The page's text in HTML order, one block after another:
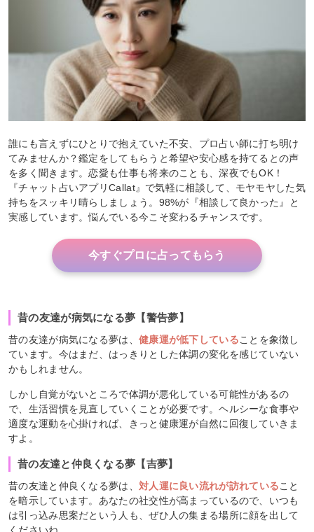
誰にも言えずにひとりで抱えていた不安、プロ占い師に打ち明け
てみませんか？鑑定をしてもらうと希望や安心感を持てるとの声
を多く聞きます。恋愛も仕事も将来のことも、深夜でもOK！
『チャット占いアプリCallat』で気軽に相談して、モヤモヤした気
持ちをスッキリ晴らしましょう。98%が『相談して良かった』と
実感しています。悩んでいる今こそ変わるチャンスです。
今すぐプロに占ってもらう
昔の友達が病気になる夢【警告夢】
昔の友達が病気になる夢は、 健康運が低下していることを象徴し
ています。今はまだ、はっきりとした体調の変化を感じていない
かもしれません。
しかし自覚がないところで体調が悪化している可能性があるの
で、生活習慣を見直していくことが必要です。ヘルシーな食事や
適度な運動を心掛ければ、きっと健康運が自然に回復していきま
すよ。
昔の友達と仲良くなる夢【吉夢】
昔の友達と仲良くなる夢は、 対人運に良い流れが訪れていること
を暗示しています。あなたの社交性が高まっているので、いつも
は引っ込み思案だという人も、ぜひ人の集まる場所に顔を出して
くださいね。